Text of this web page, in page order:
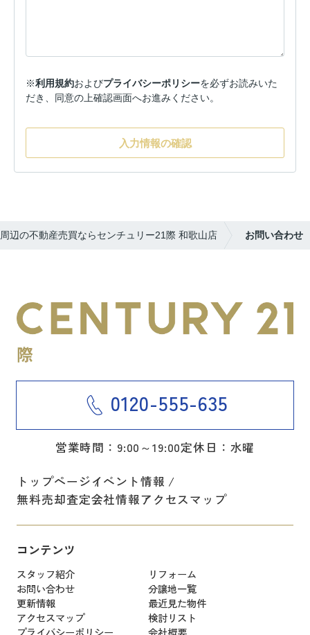
※利用規約およびプライバシーポリシーを必ずお読みいた
だき、同意の上確認画面へお進みください。
入力情報の確認
辺の不動産売買ならセンチュリー21際 和歌山店 お問い合わせ
0120-555-635
営業時間：9:00～19:00定休日：水曜
トップページイベント情報
無料売却査定会社情報アクセスマップ
コンテンツ
スタッフ紹介
リフォーム
お問い合わせ
分譲地一覧
更新情報
最近見た物件
アクセスマップ
検討リスト